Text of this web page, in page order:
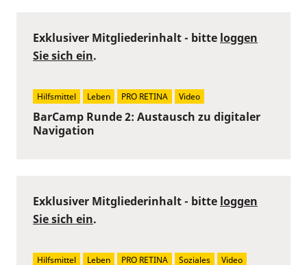
BarCamp Runde 2: Austausch zu digitaler
Navigation
Exklusiver Mitgliederinhalt - bitte loggen
Sie sich ein.
Hilfsmittel Leben PRO RETINA Video
Exklusiver Mitgliederinhalt - bitte loggen
Sie sich ein.
Hilfsmittel Leben PRO RETINA Soziales Video